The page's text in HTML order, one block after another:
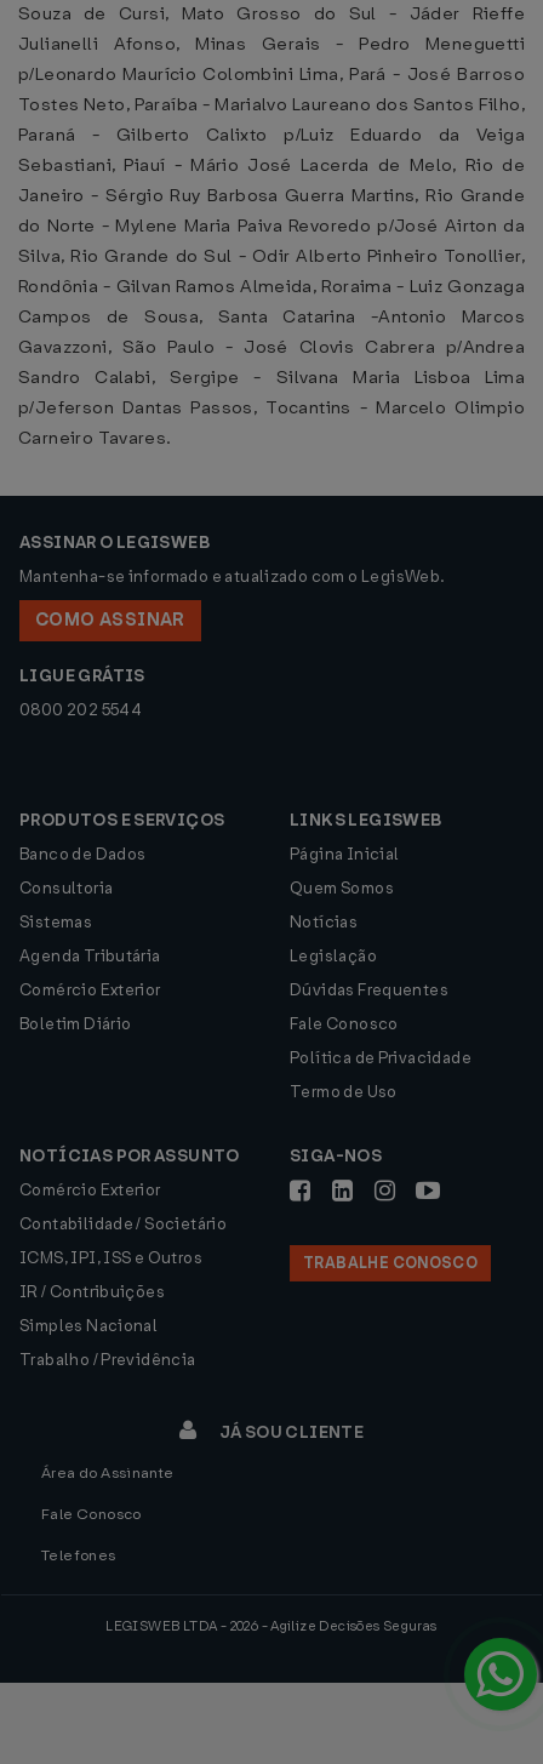
Souza de Cursi, Mato Grosso do Sul - Jáder Rieffe
Julianelli Afonso, Minas Gerais - Pedro Meneguetti
p/Leonardo Maurício Colombini Lima, Pará - José Barroso
Tostes Neto, Paraíba - Marialvo Laureano dos Santos Filho,
Paraná - Gilberto Calixto p/Luiz Eduardo da Veiga
Sebastiani, Piauí - Mário José Lacerda de Melo, Rio de
Janeiro - Sérgio Ruy Barbosa Guerra Martins, Rio Grande
do Norte - Mylene Maria Paiva Revoredo p/José Airton da
Silva, Rio Grande do Sul - Odir Alberto Pinheiro Tonollier,
Rondônia - Gilvan Ramos Almeida, Roraima - Luiz Gonzaga
Campos de Sousa, Santa Catarina -Antonio Marcos
Gavazzoni, São Paulo - José Clovis Cabrera p/Andrea
Sandro Calabi, Sergipe - Silvana Maria Lisboa Lima
p/Jeferson Dantas Passos, Tocantins - Marcelo Olimpio
Carneiro Tavares.
ASSINAR O LEGISWEB
Mantenha-se informado e atualizado com o LegisWeb.
COMO ASSINAR
LIGUE GRÁTIS
0800 202 5544
PRODUTOS E SERVIÇOS
Banco de Dados
Consultoria
Sistemas
Agenda Tributária
Comércio Exterior
Boletim Diário
LINKS LEGISWEB
Página Inicial
Quem Somos
Notícias
Legislação
Dúvidas Frequentes
Fale Conosco
Política de Privacidade
Termo de Uso
NOTÍCIAS POR ASSUNTO
Comércio Exterior
Contabilidade / Societário
ICMS, IPI, ISS e Outros
IR / Contribuições
Simples Nacional
Trabalho / Previdência
SIGA-NOS
TRABALHE CONOSCO
JÁ SOU CLIENTE
Área do Assinante
Fale Conosco
Telefones
LEGISWEB LTDA - 2026 - Agilize Decisões Seguras